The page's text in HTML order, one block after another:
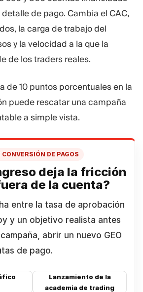
de pago. Cambia el CAC,
la carga de trabajo del
y la velocidad a la que la
de los traders reales.
de 10 puntos porcentuales en la
puede rescatar una campaña
a simple vista.
CONVERSIÓN DE PAGOS
deja la fricción
de la cuenta?
entre la tasa de aprobación
y un objetivo realista antes
abrir un nuevo GEO
de pago.
Lanzamiento de la
academia de trading